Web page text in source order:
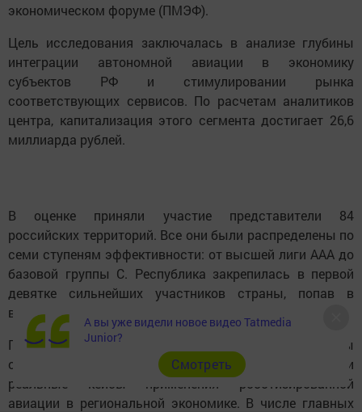
экономическом форуме (ПМЭФ).
Цель исследования заключалась в анализе глубины
интеграции автономной авиации в экономику
субъектов РФ и стимулировании рынка
соответствующих сервисов. По расчетам аналитиков
центра, капитализация этого сегмента достигает 26,6
миллиарда рублей.
В оценке приняли участие представители 84
российских территорий. Все они были распределены по
семи ступеням эффективности: от высшей лиги ААА до
базовой группы С. Республика закрепилась в первой
девятке сильнейших участников страны, попав в
высшую группу А («Развитый регион»).
При составлении итогового списка эксперты
опирались на статистику государственных органов и
реальные кейсы применения роботизированной
авиации в региональной экономике. В числе главных
А вы уже видели новое видео Tatmedia
Junior?
Cмотреть